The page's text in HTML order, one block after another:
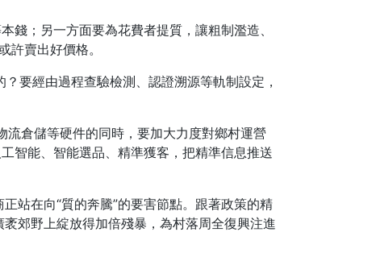
錢；另一方面要為花費者提質，讓粗制濫造、
許賣出好價格。
要經由過程查驗檢測、認證溯源等軌制設定，
流倉儲等硬件的同時，要加大力度對鄉村運營
智能、智能選品、精準獲客，把精準信息推送
站在向“質的奔騰”的要害節點。跟著政策的精
郊野上綻放得加倍殘暴，為村落周全復興注進